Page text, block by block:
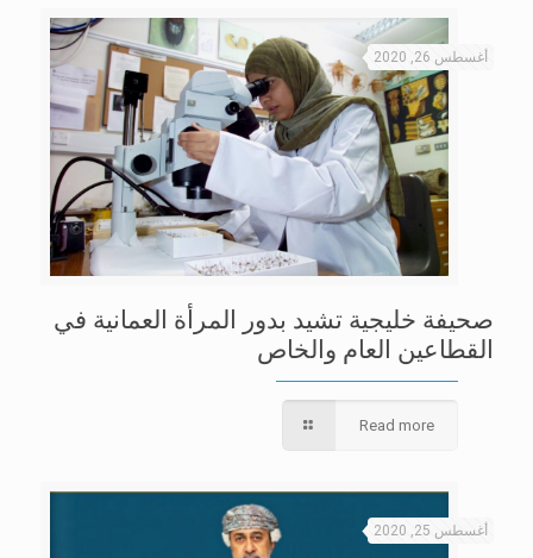
أغسطس 26, 2020
صحيفة خليجية تشيد بدور المرأة العمانية في
القطاعين العام والخاص
Read more
أغسطس 25, 2020